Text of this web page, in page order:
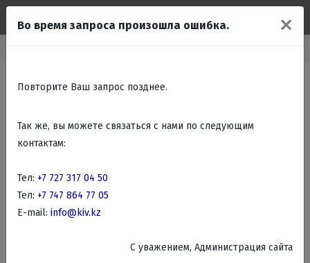
✕
Во время запроса произошла ошибка.
Повторите Ваш запрос позднее.
Так же, вы можете связаться с нами по следующим
контактам:
Тел: +7 727 317 04 50
Тел: +7 747 864 77 05
E-mail: info@kiv.kz
C уважением, Администрация сайта